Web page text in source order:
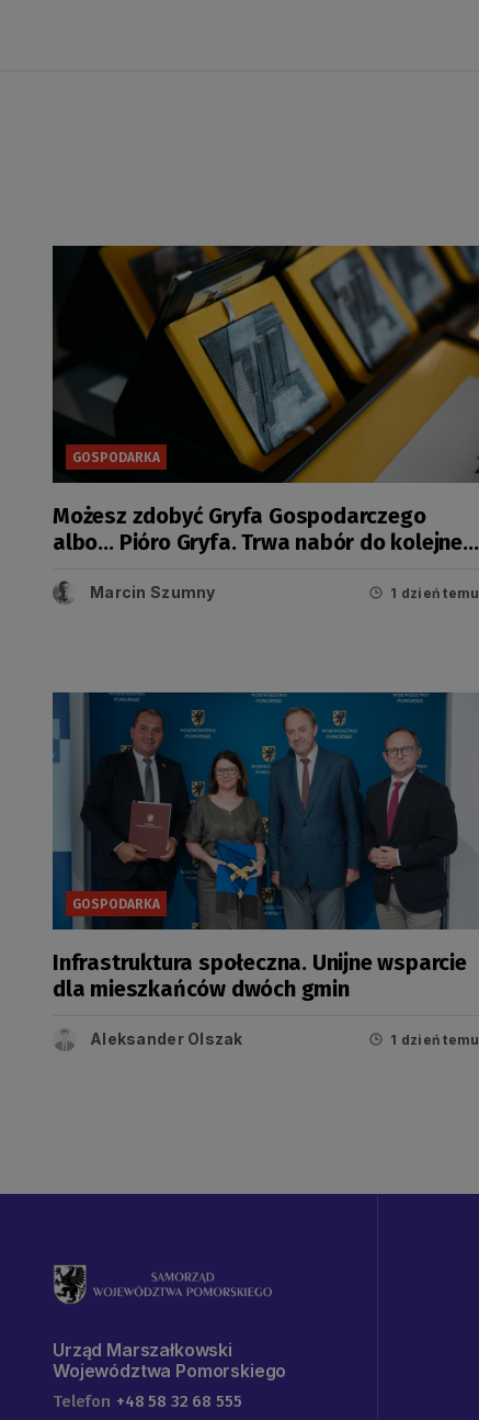
GOSPODARKA
Możesz zdobyć Gryfa Gospodarczego
albo… Pióro Gryfa. Trwa nabór do kolejnej
Marcin Szumny 1 dzień temu
GOSPODARKA
Infrastruktura społeczna. Unijne wsparcie
dla mieszkańców dwóch gmin
Aleksander Olszak 1 dzień temu
Urząd Marszałkowski
Województwa Pomorskiego
Telefon +48 58 32 68 555